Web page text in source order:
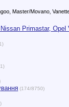
Master/Movano, Vanette
Nissan Primastar,
(174/8750)